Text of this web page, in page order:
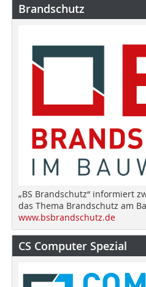
Brandschutz
„BS Brandschutz“ informiert
das Thema Brandschutz am
www.bsbrandschutz.de
CS Computer Spezial